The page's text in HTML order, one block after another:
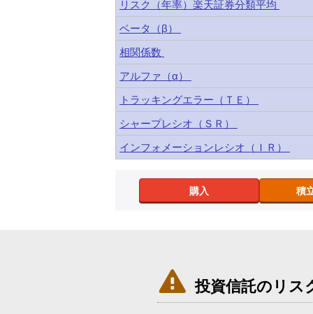
リスク（年率）楽天証券分類平均
ベータ（β）
相関係数
アルファ（α）
トラッキングエラー（ＴＥ）
シャープレシオ（ＳＲ）
インフォメーションレシオ（ＩＲ）
購入 積
 投資信託のリス